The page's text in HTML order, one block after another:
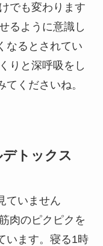
でも変わります
るように意識し
なるとされてい
りと深呼吸をし
くださいね。
トックス
ていません
肉のピクピクを
います。寝る1時